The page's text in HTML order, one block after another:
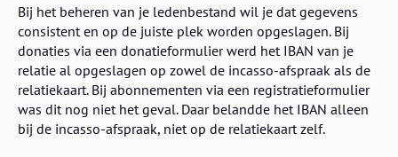
Bij het beheren van je ledenbestand wil je dat gegevens
consistent en op de juiste plek worden opgeslagen. Bij
donaties via een donatieformulier werd het IBAN van je
relatie al opgeslagen op zowel de incasso-afspraak als de
relatiekaart. Bij abonnementen via een registratieformulier
was dit nog niet het geval. Daar belandde het IBAN alleen
bij de incasso-afspraak, niet op de relatiekaart zelf.